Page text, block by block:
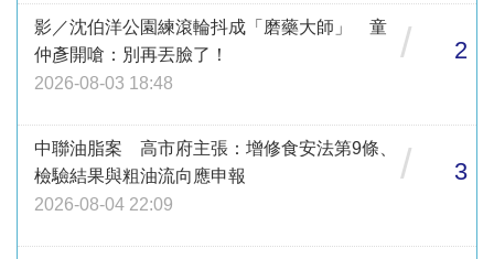
影／沈伯洋公園練滾輪抖成「磨藥大師」 童
仲彥開嗆：別再丟臉了！
2026-08-03 18:48
/ 2
中聯油脂案 高市府主張：增修食安法第9條、
檢驗結果與粗油流向應申報
2026-08-04 22:09
/ 3